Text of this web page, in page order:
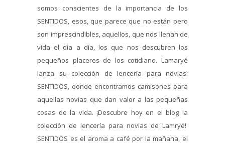
somos conscientes de la importancia de los
SENTIDOS, esos, que parece que no están pero
son imprescindibles, aquellos, que nos llenan de
vida el día a día, los que nos descubren los
pequeños placeres de los cotidiano. Lamaryé
lanza su colección de lencería para novias:
SENTIDOS, donde encontramos camisones para
aquellas novias que dan valor a las pequeñas
cosas de la vida. ¡Descubre hoy en el blog la
colección de lencería para novias de Lamryé!
SENTIDOS es el aroma a café por la mañana, el